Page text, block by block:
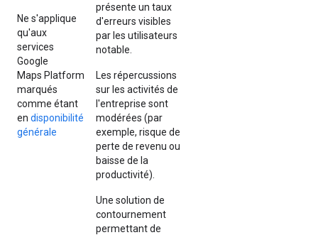
Ne s'applique
qu'aux
services
Google
Maps Platform
marqués
comme étant
en disponibilité
générale
présente un taux
d'erreurs visibles
par les utilisateurs
notable.
Les répercussions
sur les activités de
l'entreprise sont
modérées (par
exemple, risque de
perte de revenu ou
baisse de la
productivité).
Une solution de
contournement
permettant de